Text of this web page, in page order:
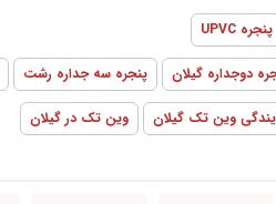
پنجره UPVC
دوجداره گیلان پنجره سه جداره رشت
وین تک گیلان وین تک در گیلان